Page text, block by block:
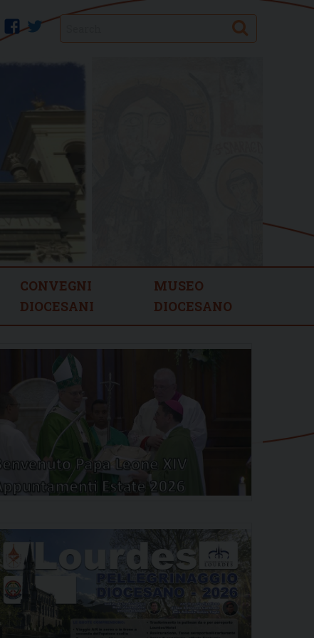
twitter
facebook Search
CONVEGNI
DIOCESANI
MUSEO
DIOCESANO